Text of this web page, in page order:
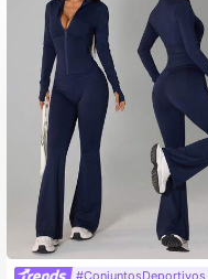
#ConjuntosDeportivos